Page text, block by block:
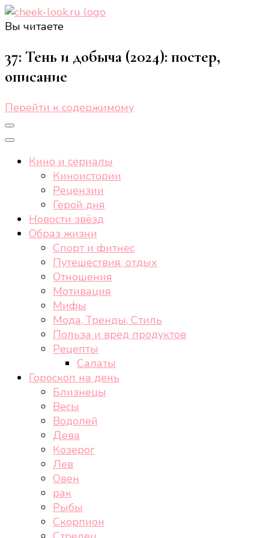
здоровом образе жизни, спорте, стиле, отдыхе и
еде.
Вы читаете
37: Тень и добыча (2024): постер,
описание
Перейти к содержимому
Кино и сериалы
Киноистории
Рецензии
Герой дня
Новости звёзд
Образ жизни
Спорт и фитнес
Путешествия, отдых
Отношения
Мотивация
Мифы
Мода, Тренды, Стиль
Польза и вред продуктов
Рецепты
Салаты
Гороскоп на день
Близнецы
Весы
Водолей
Дева
Козерог
Лев
Овен
рак
Рыбы
Скорпион